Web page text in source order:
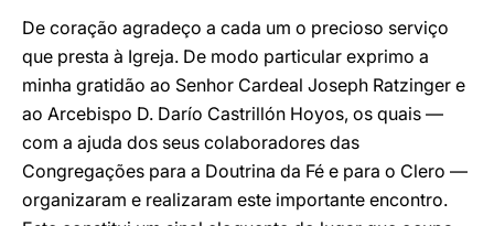
De coração agradeço a cada um o precioso serviço
que presta à Igreja. De modo particular exprimo a
minha gratidão ao Senhor Cardeal Joseph Ratzinger e
ao Arcebispo D. Darío Castrillón Hoyos, os quais —
com a ajuda dos seus colaboradores das
Congregações para a Doutrina da Fé e para o Clero —
organizaram e realizaram este importante encontro.